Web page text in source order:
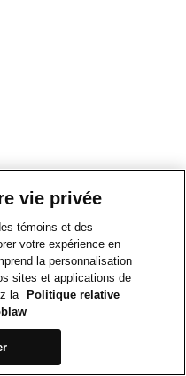
vie privée
témoins et des
votre expérience en
la personnalisation
sites et applications de
la
Politique relative